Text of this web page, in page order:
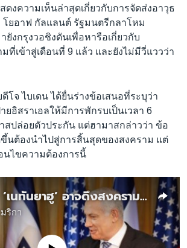
ดงความเห็นล่าสุดเกี่ยวกับการจัดส่งอาวุธ
ยอาฟ กัลแลนต์ รัฐมนตรีกลาโหม
ยังกรุงวอชิงตันเพื่อหารือเกี่ยวกับ
ที่เข้าสู่เดือนที่ 9 แล้ว และยังไม่มีวี่แววว่า
โจ ไบเดน ได้ยื่นร่างข้อเสนอที่ระบุว่า
ยอิสราเอลให้มีการพักรบเป็นเวลา 6
สปล่อยตัวประกัน แต่ฮามาสกล่าวว่า ข้อ
ขึ้นต้องนำไปสู่การสิ้นสุดของสงคราม แต่
นไขความต้องการนี้
‘ไบเดน’ เผย ‘เนทันยาฮู’ อาจดึงสงครามกาซ่ายืดเยื้อเพื่อเป้าหมายการเมือง
ริกา
source currently available